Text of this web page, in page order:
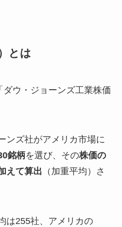
とは
ウ・ジョーンズ工業株価
ンズ社がアメリカ市場に
銘柄を選び、その株価の
えて算出 （加重平均）さ
は255社、アメリカの